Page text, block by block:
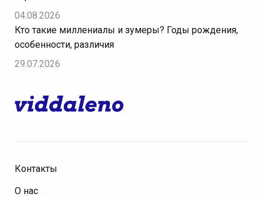
04.08.2026
Кто такие миллениалы и зумеры? Годы рождения,
особенности, различия
29.07.2026
Контакты
О нас